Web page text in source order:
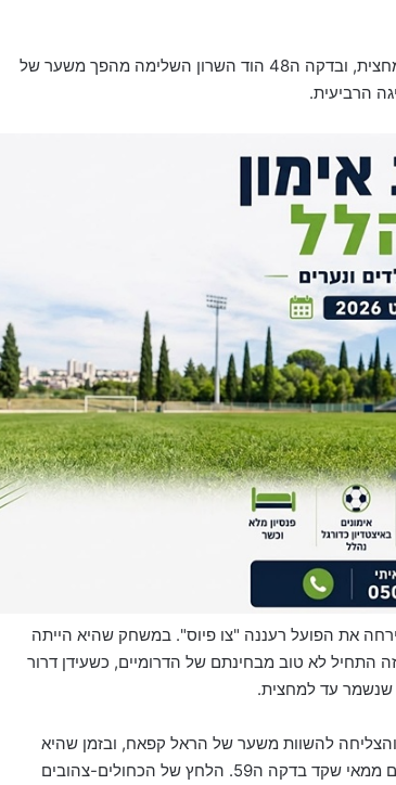
השלימה מהפך משער של
הרביעית.
את הפועל רעננה "צו פיוס". במשחק שהיא הייתה
התחיל לא טוב מבחינתם של הדרומיים, כשעידן דרור
שנשמר עד למחצית.
להשוות משער של הראל קפאח, ובזמן שהיא
הרגישה את המהפך באוויר, היא ספגה שוב מרעננה, הפעם ממאי שקד בדקה ה59. הלחץ של הכחולים-צהובים